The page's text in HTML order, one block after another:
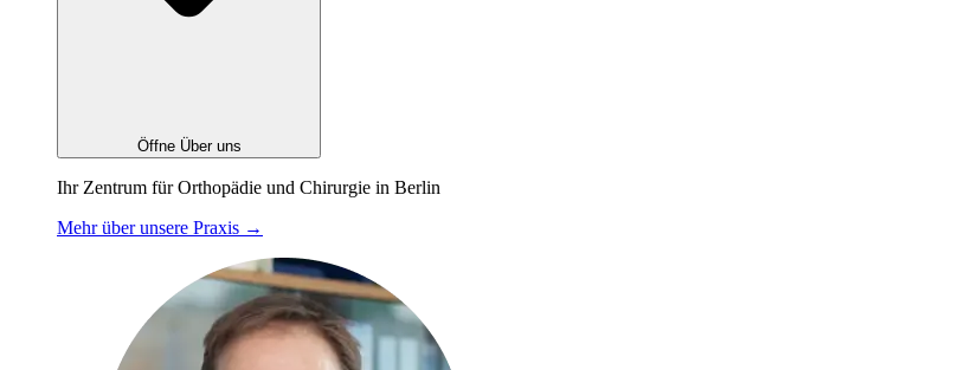
Öffne Über uns
Ihr Zentrum für Orthopädie und Chirurgie in Berlin
Mehr über unsere Praxis →